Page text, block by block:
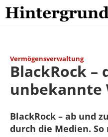
Skip
to
content
Vermögensverwaltung
BlackRock –
unbekannte
BlackRock – ab und
durch die Medien.